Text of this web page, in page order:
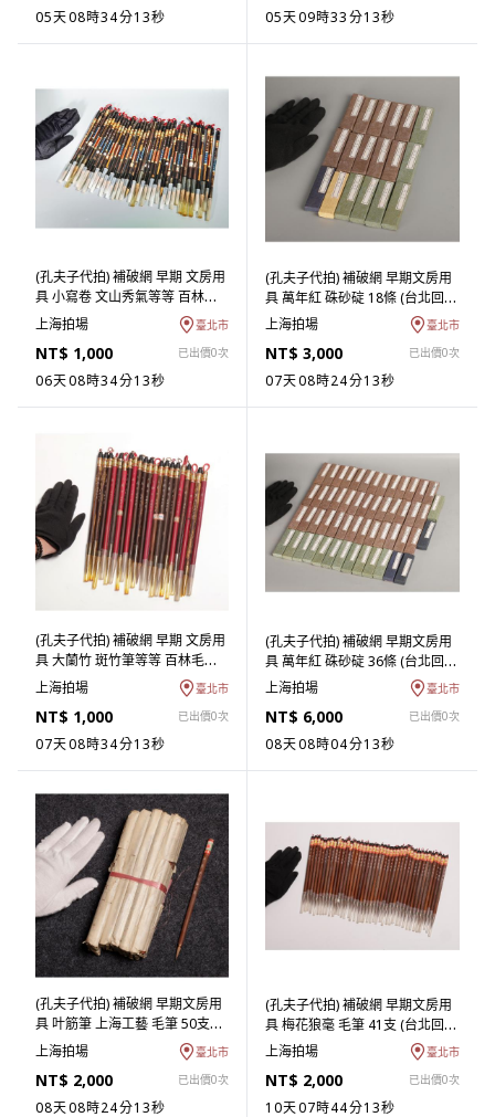
05天08時34分12秒 05天09時33分12秒
(孔夫子代拍) 補破網 早期 文房用
具 小寫卷 文山秀氣等等 百林毛
筆 36支 (台北回歸物件) (ASHQ-
上海拍場 臺北市
NT$ 1,000 已出價0次
06天08時34分12秒
(孔夫子代拍) 補破網 早期文房用
具 萬年紅 硃砂碇 18條 (台北回歸
物件) (ASHQ-ABAA05)UT
上海拍場 臺北市
NT$ 3,000 已出價0次
07天08時24分12秒
(孔夫子代拍) 補破網 早期 文房用
具 大蘭竹 斑竹筆等等 百林毛筆
21支 (台北回歸物件) (ASHQ-
上海拍場 臺北市
NT$ 1,000 已出價0次
07天08時34分12秒
(孔夫子代拍) 補破網 早期文房用
具 萬年紅 硃砂碇 36條 (台北回歸
物件) (ASHQ-ZBAA04)UT
上海拍場 臺北市
NT$ 6,000 已出價0次
08天08時04分12秒
(孔夫子代拍) 補破網 早期文房用
具 叶筋筆 上海工藝 毛筆 50支
(台北回歸物件) (ASHQ-GBAA07)
上海拍場 臺北市
NT$ 2,000 已出價0次
08天08時24分12秒
(孔夫子代拍) 補破網 早期文房用
具 梅花狼毫 毛筆 41支 (台北回歸
物件) (ASHQ-FBAA07) FA
上海拍場 臺北市
NT$ 2,000 已出價0次
10天07時44分12秒